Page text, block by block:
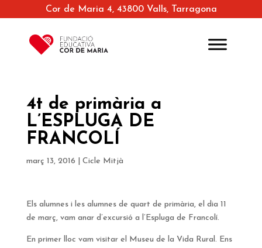
Cor de Maria 4, 43800 Valls, Tarragona
4t de primària a
L’ESPLUGA DE
FRANCOLÍ
març 13, 2016 Cicle Mitjà
Els alumnes i les alumnes de quart de primària, el dia 11
de març, vam anar d’excursió a l’Espluga de Francolí.
En primer lloc vam visitar el Museu de la Vida Rural. Ens